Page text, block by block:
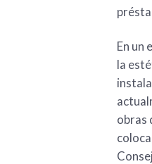
En un
la
obras